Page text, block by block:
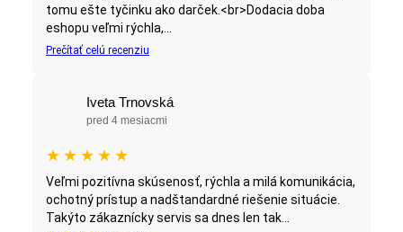
tomu ešte tyčinku ako darček.<br>Dodacia doba
eshopu veľmi rýchla,...
Prečítať celú recenziu
Iveta Trnovská
pred 4 mesiacmi
★ ★ ★ ★ ★
Veľmi pozitívna skúsenosť, rýchla a milá komunikácia,
ochotný prístup a nadštandardné riešenie situácie.
Takýto zákaznícky servis sa dnes len tak...